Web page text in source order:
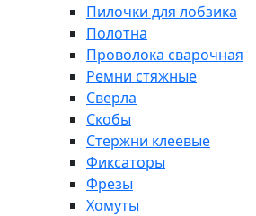
Пилочки для лобзика
Полотна
Проволока сварочная
Ремни стяжные
Сверла
Скобы
Стержни клеевые
Фиксаторы
Фрезы
Хомуты